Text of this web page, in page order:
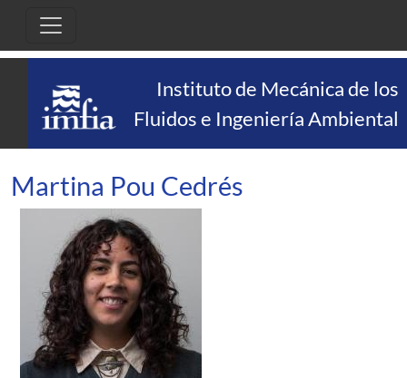
Instituto de Mecánica de los
Fluidos e Ingeniería Ambiental
Martina Pou Cedrés